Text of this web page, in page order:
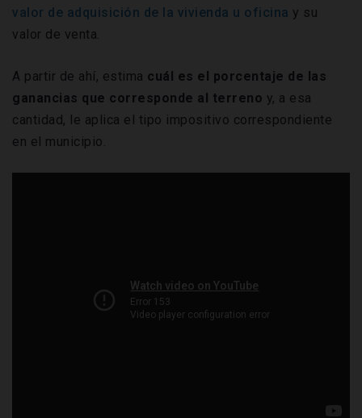
valor de adquisición de la vivienda u oficina y su
valor de venta.
A partir de ahí, estima cuál es el porcentaje de las
ganancias que corresponde al terreno y, a esa
cantidad, le aplica el tipo impositivo correspondiente
en el municipio.